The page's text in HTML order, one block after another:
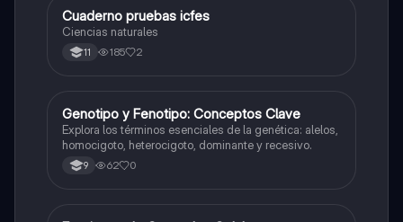
Biologia
Cuaderno pruebas icfes
Ciencias naturales
11 185 2
GBiologia
Genotipo y Fenotipo: Conceptos Clave
Explora los términos esenciales de la genética: alelos,
homocigoto, heterocigoto, dominante y recesivo.
9 62 0